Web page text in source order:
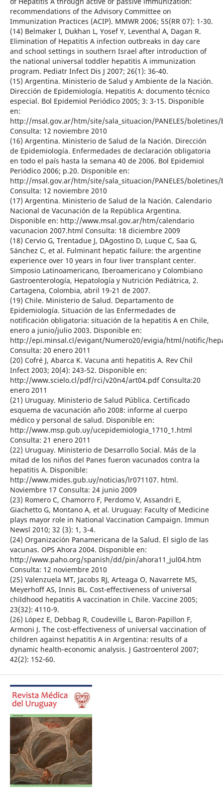
recommendations of the Advisory Committee on
Immunization Practices (ACIP). MMWR 2006; 55(RR 07): 1-30.
(14) Belmaker I, Dukhan L, Yosef Y, Leventhal A, Dagan R.
Elimination of Hepatitis A infection outbreaks in day care
and school settings in southern Israel after introduction of
the national universal toddler hepatitis A immunization
program. Pediatr Infect Dis J 2007; 26(1): 36-40.
(15) Argentina. Ministerio de Salud y Ambiente de la Nación.
Dirección de Epidemiología. Hepatitis A: documento técnico
especial. Bol Epidemiol Periódico 2005; 3: 3-15. Disponible
en:
http://msal.gov.ar/htm/site/sala_situacion/PANELES/boletines/
Consulta: 12 noviembre 2010
(16) Argentina. Ministerio de Salud de la Nación. Dirección
de Epidemiología. Enfermedades de declaración obligatoria
en todo el país hasta la semana 40 de 2006. Bol Epidemiol
Periódico 2006; p.20. Disponible en:
http://msal.gov.ar/htm/site/sala_situacion/PANELES/boletines/
Consulta: 12 noviembre 2010
(17) Argentina. Ministerio de Salud de la Nación. Calendario
Nacional de Vacunación de la República Argentina.
Disponible en: http://www.msal.gov.ar/htm/calendario
vacunacion 2007.html Consulta: 18 diciembre 2009
(18) Cervio G, Trentadue J, D´Agostino D, Luque C, Saa G,
Sánchez C, et al. Fulminant hepatic failure: the argentine
experience over 10 years in four liver transplant center.
Simposio Latinoamericano, Iberoamericano y Colombiano
Gastroenterología, Hepatología y Nutrición Pediátrica, 2.
Cartagena, Colombia, abril 19-21 de 2007.
(19) Chile. Ministerio de Salud. Departamento de
Epidemiología. Situación de las Enfermedades de
notificación obligatoria: situación de la hepatitis A en Chile,
enero a junio/julio 2003. Disponible en:
http://epi.minsal.cl/evigant/Numero20/evigia/html/notific/
Consulta: 20 enero 2011
(20) Cofré J, Abarca K. Vacuna anti hepatitis A. Rev Chil
Infect 2003; 20(4): 243-52. Disponible en:
http://www.scielo.cl/pdf/rci/v20n4/art04.pdf Consulta:20
enero 2011
(21) Uruguay. Ministerio de Salud Pública. Certificado
esquema de vacunación año 2008: informe al cuerpo
médico y personal de salud. Disponible en:
http://www.msp.gub.uy/ucepidemiologia_1710_1.html
Consulta: 21 enero 2011
(22) Uruguay. Ministerio de Desarrollo Social. Más de la
mitad de los niños del Panes fueron vacunados contra la
hepatitis A. Disponible:
http://www.mides.gub.uy/noticias/lr071107. html.
Noviembre 17 Consulta: 24 junio 2009
(23) Romero C, Chamorro F, Perdomo V, Assandri E,
Giachetto G, Montano A, et al. Uruguay: Faculty of Medicine
plays mayor role in National Vaccination Campaign. Immun
Newsl 2010; 32 (3): 1, 3-4.
(24) Organización Panamericana de la Salud. El siglo de las
vacunas. OPS Ahora 2004. Disponible en:
http://www.paho.org/spanish/dd/pin/ahora11_jul04.htm
Consulta: 12 noviembre 2010
(25) Valenzuela MT, Jacobs RJ, Arteaga O, Navarrete MS,
Meyerhoff AS, Innis BL. Cost-effectiveness of universal
childhood hepatitis A vaccination in Chile. Vaccine 2005;
23(32): 4110-9.
(26) López E, Debbag R, Coudeville L, Baron-Papillon F,
Armoni J. The cost-effectiveness of universal vaccination of
children against hepatitis A in Argentina: results of a
dynamic health-economic analysis. J Gastroenterol 2007;
42(2): 152-60.